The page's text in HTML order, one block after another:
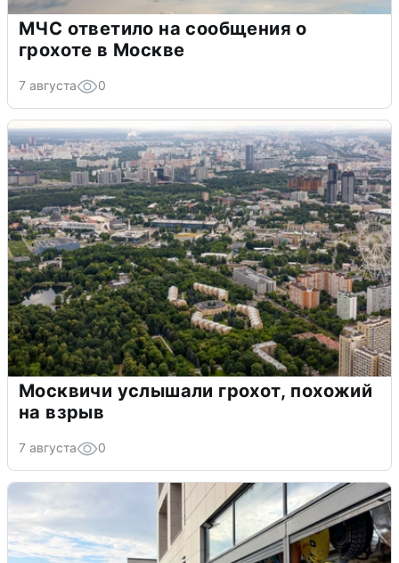
МЧС ответило на сообщения о
грохоте в Москве
7 августа 0
Москвичи услышали грохот, похожий
на взрыв
7 августа 0